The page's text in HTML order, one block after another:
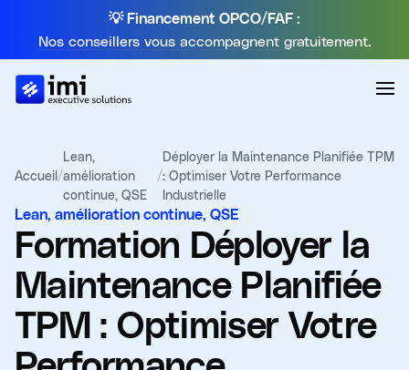
💡 Financement OPCO/FAF :
Nos conseillers vous accompagnent gratuitement.
Accueil/
Lean,
amélioration
continue, QSE
/
Déployer la Maintenance Planifiée TPM
: Optimiser Votre Performance
Industrielle
Lean, amélioration continue, QSE
Formation Déployer la
Maintenance Planifiée
TPM : Optimiser Votre